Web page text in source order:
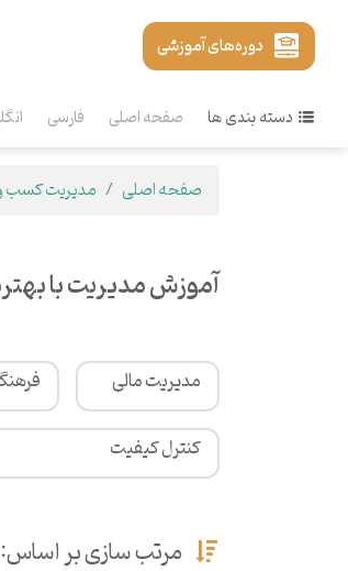
دوره‌های آموزشی
دسته بندی ها صفحه اصلی فارسی
صفحه اصلی مدیریت کسب و
آموزش مدیریت با
مدیریت مالی
کنترل کیفیت
مرتب سازی بر اساس: